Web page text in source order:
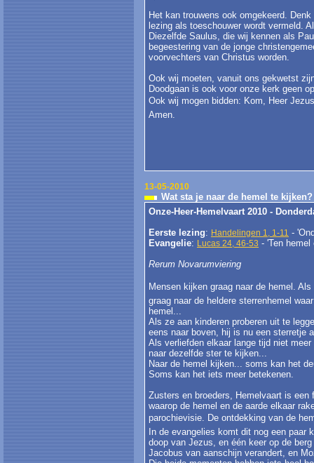
Het kan trouwens ook omgekeerd.
lezing als toeschouwer wordt vermeld.
Diezelfde Saulus, die wij kennen als
begeestering van de jonge
voorvechters van Christus worden.
Ook wij moeten, vanuit ons gekwetst
Doodgaan is ook voor onze kerk geen
Ook wij mogen bidden: Kom, Heer
Amen.
13-05-2010
Wat sta je naar de hemel te
Onze-Heer-Hemelvaart 2010 -
Eerste lezing: Handelingen 1, 1-11 -
Evangelie: Lucas 24, 46-53 - 'Ten hemel
Rerum Novarumviering
Mensen kijken graag naar de hemel.
graag naar de heldere sterrenhemel
hemel...
Als ze aan kinderen proberen uit te
eens naar boven, hij is nu een sterretje
Als verliefden elkaar lange tijd niet
naar dezelfde ster te kijken...
Naar de hemel kijken... soms kan het
Soms kan het iets meer betekenen.
Zusters en broeders, Hemelvaart is
waarop de hemel en de aarde elkaar
parochievisie. De ontdekking van de
In de evangelies komt dit nog een paar
doop van Jezus, en één keer op de
Jacobus van aanschijn verandert, en